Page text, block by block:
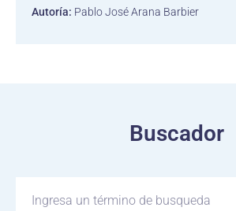
Autoría: Pablo José Arana Barbier
Buscador